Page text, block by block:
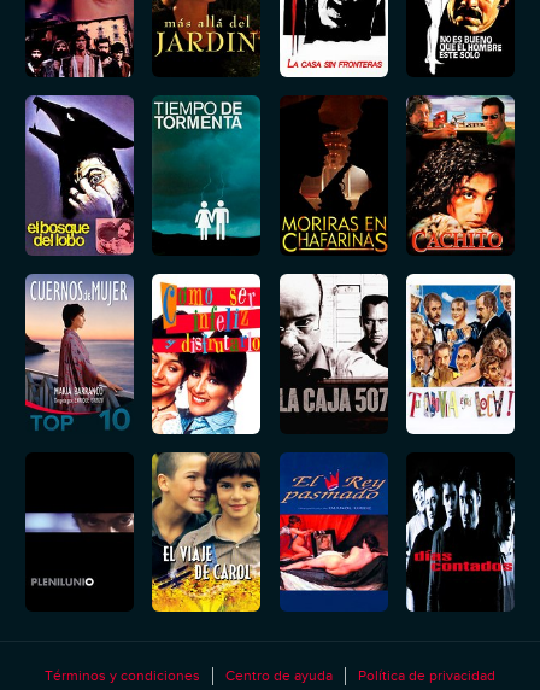
Términos y condiciones Centro de ayuda Política de privacidad